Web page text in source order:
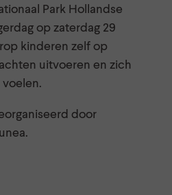
Park Hollandse
op zaterdag 29
kinderen zelf op
uitvoeren en zich
door